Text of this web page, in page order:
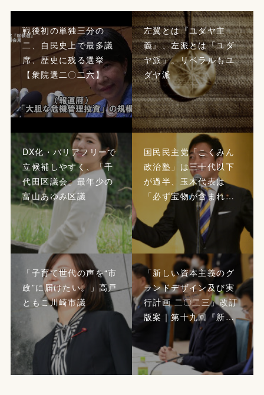
戦後初の単独三分の
二、自民史上で最多議
席、歴史に残る選挙
【衆院選二〇二六】
左翼とは『ユダヤ主
義』、左派とは「ユダ
ヤ派」。リベラルもユ
ダヤ派
DX化・バリアフリーで
立候補しやすく、「千
代田区議会」最年少の
富山あゆみ区議
国民民主党「こくみん
政治塾」は三十代以下
が過半、玉木代表は
「必ず宝物が含まれ…
「子育て世代の声を“市
政”に届けたい。」高戸
ともこ川崎市議
「新しい資本主義のグ
ランドデザイン及び実
行計画 二〇二三」改訂
版案｜第十九回『新…